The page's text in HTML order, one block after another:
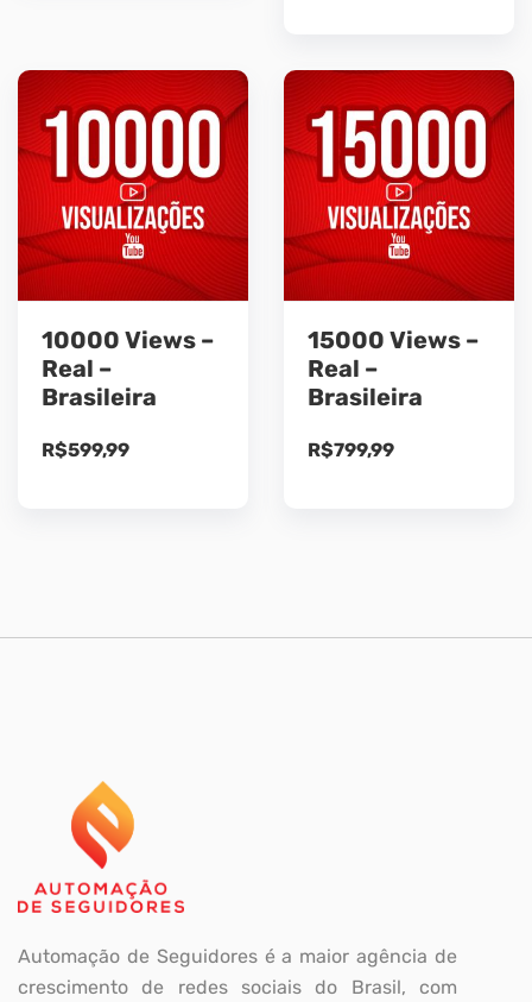
10000 Views –
Real –
Brasileira
R$599,99
15000 Views –
Real –
Brasileira
R$799,99
Automação de Seguidores é a maior agência de
crescimento de redes sociais do Brasil, com